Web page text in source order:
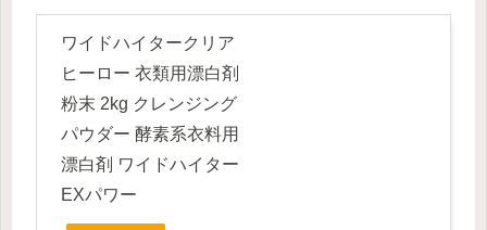
ワイドハイタークリア
ヒーロー 衣類用漂白剤
粉末 2kg クレンジング
パウダー 酵素系衣料用
漂白剤 ワイドハイター
EXパワー